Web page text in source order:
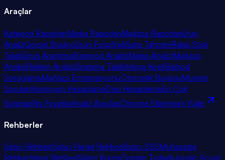
Araçlar
Kategori RaporlarıMarka RaporlarıMağaza RaporlarıÜrün
AnalizGörsel StüdyoÜrün FotoğrafıSatış TahminiRakip Stok
TakibiÜrün AraştırmaKategori AnaliziMarka AnaliziMağaza
AnaliziReklam AnaliziSıralama TakibiMega KeşifBarkod
SorgulamaMağaza EntegrasyonuOtomatik BuyboxMüşteri
SorularıKomisyon HesaplamaDesi HesaplamaEn Çok
SatanlarNiş FırsatlarAnaliz AraçlarıChrome Eklentisini Yükle
Rehberler
Satıcı RehberiSatıcı Paneli RehberiSatıcı SSSMuhasebe
RehberiVergi RehberiŞirket KurmaToptan TedarikJungle Scout